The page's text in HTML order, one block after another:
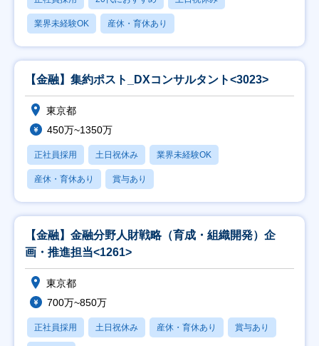
業界未経験OK 産休・育休あり
【金融】集約ポスト_DXコンサルタント<3023>
東京都
450万~1350万
正社員採用 土日祝休み 業界未経験OK
産休・育休あり 賞与あり
【金融】金融分野人財戦略（育成・組織開発）企
画・推進担当<1261>
東京都
700万~850万
正社員採用 土日祝休み 産休・育休あり 賞与あり